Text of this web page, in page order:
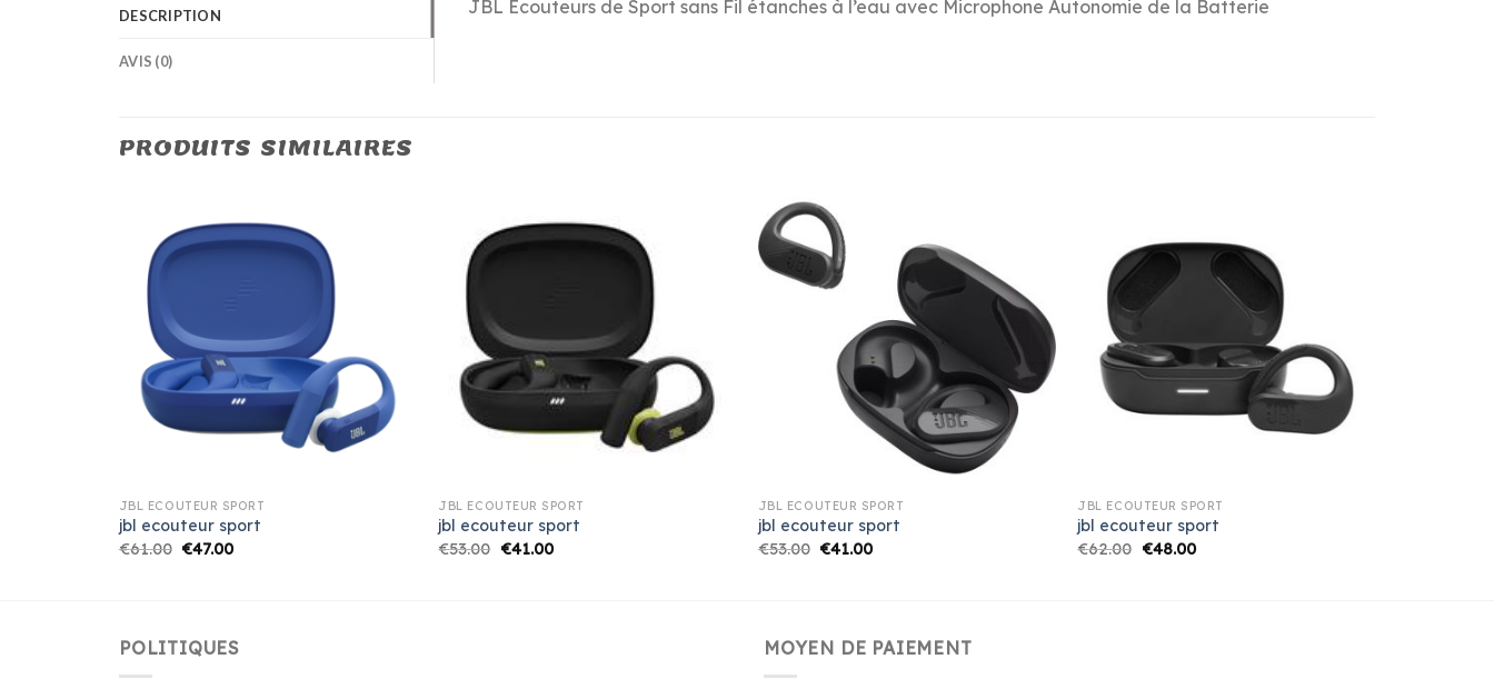
DESCRIPTION
AVIS (0)
JBL Écouteurs de Sport sans Fil étanches à l’eau avec Microphone Autonomie de la Batterie
PRODUITS SIMILAIRES
JBL ECOUTEUR SPORT
jbl ecouteur sport
€61.00 €47.00
JBL ECOUTEUR SPORT
jbl ecouteur sport
€53.00 €41.00
JBL ECOUTEUR SPORT
jbl ecouteur sport
€53.00 €41.00
JBL ECOUTEUR SPORT
jbl ecouteur sport
€62.00 €48.00
POLITIQUES MOYEN DE PAIEMENT